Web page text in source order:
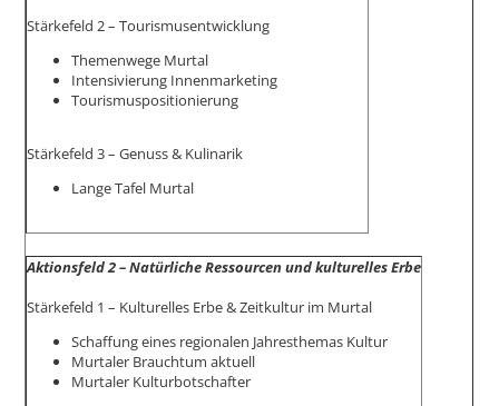
Stärkefeld 2 – Tourismusentwicklung
Themenwege Murtal
Intensivierung Innenmarketing
Tourismuspositionierung
Stärkefeld 3 – Genuss & Kulinarik
Lange Tafel Murtal
Aktionsfeld 2 – Natürliche Ressourcen und kulturelles Erbe
Stärkefeld 1 – Kulturelles Erbe & Zeitkultur im Murtal
Schaffung eines regionalen Jahresthemas Kultur
Murtaler Brauchtum aktuell
Murtaler Kulturbotschafter